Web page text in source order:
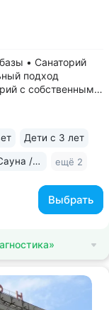
• Санаторий
подход
c собственными
Выбрать
Дети с 3 лет
Сауна / хаммам ещё 2